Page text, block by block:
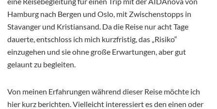
Hamburg nach Bergen und Oslo, mit Zwischenstopps in
Stavanger und Kristiansand. Da die Reise nur acht Tage
dauerte, entschloss ich mich kurzfristig, das „Risiko“
einzugehen und sie ohne große Erwartungen, aber gut
gelaunt zu begleiten.
Von meinen Erfahrungen während dieser Reise möchte ich
hier kurz berichten. Vielleicht interessiert es den einen oder